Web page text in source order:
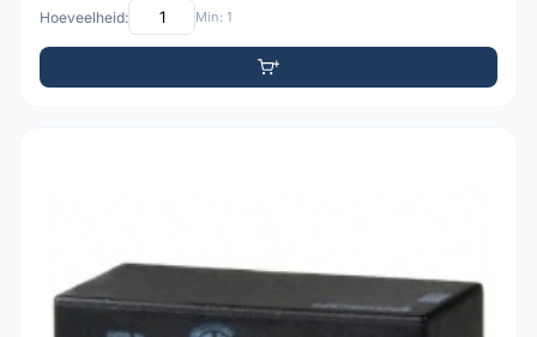
Hoeveelheid: Min: 1